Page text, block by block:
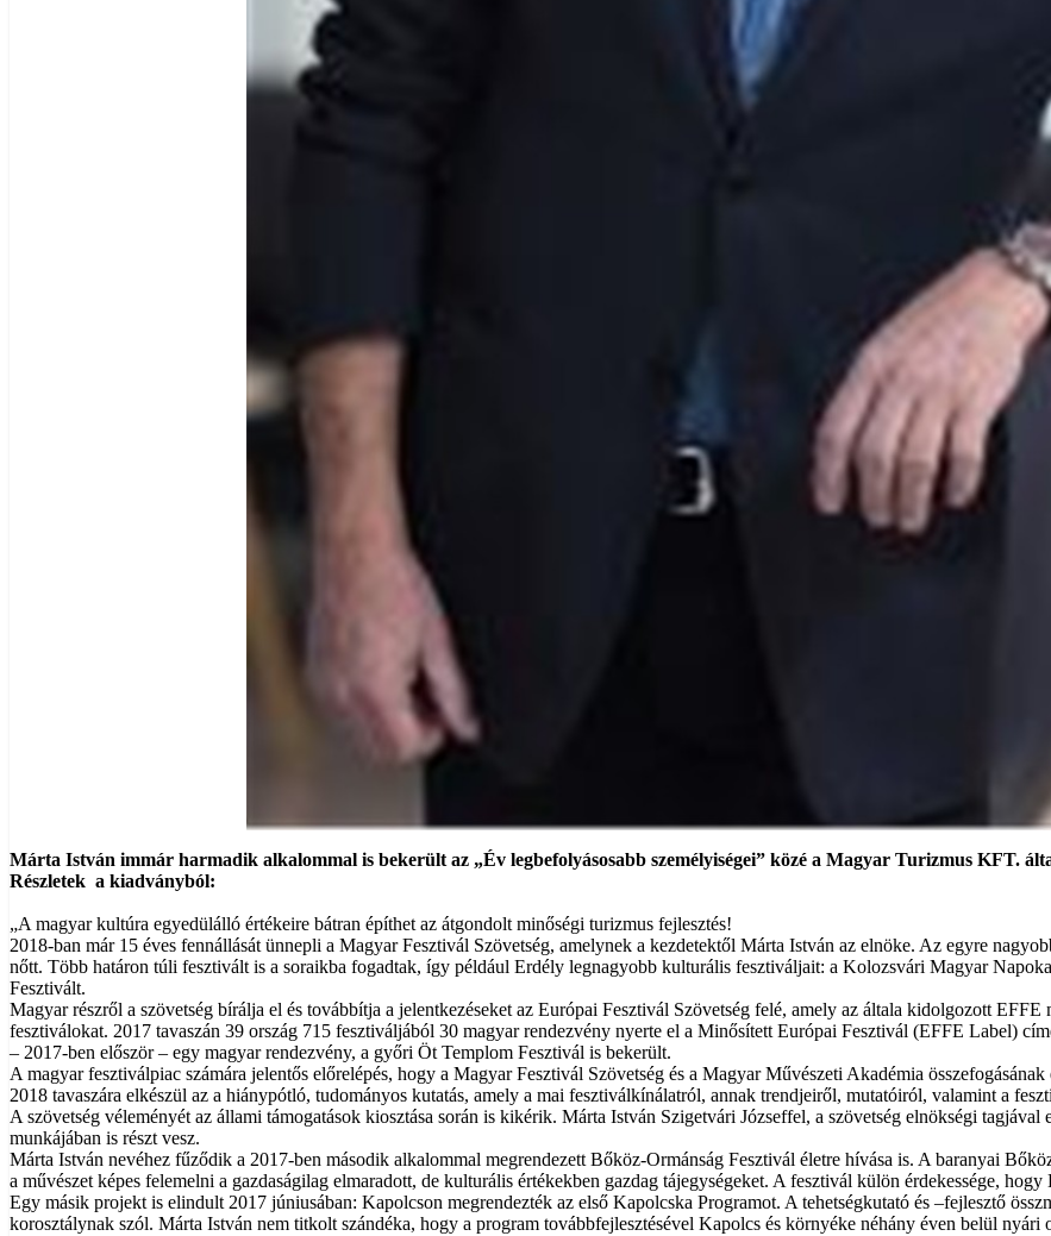
Márta István immár harmadik alkalommal is bekerült az „Év legbefolyásosabb személyiségei” közé a Magyar Turizmus KFT.
Részletek a kiadványból:
„A magyar kultúra egyedülálló értékeire bátran építhet az átgondolt minőségi turizmus fejlesztés!
2018-ban már 15 éves fennállását ünnepli a Magyar Fesztivál Szövetség, amelynek a kezdetektől Márta István az elnöke. Az egyre
nőtt. Több határon túli fesztivált is a soraikba fogadtak, így például Erdély legnagyobb kulturális fesztiváljait: a Kolozsvári Magyar
Fesztivált.
Magyar részről a szövetség bírálja el és továbbítja a jelentkezéseket az Európai Fesztivál Szövetség felé, amely az általa kidolgozott
fesztiválokat. 2017 tavaszán 39 ország 715 fesztiváljából 30 magyar rendezvény nyerte el a Minősített Európai Fesztivál (EFFE Label)
– 2017-ben először – egy magyar rendezvény, a győri Öt Templom Fesztivál is bekerült.
A magyar fesztiválpiac számára jelentős előrelépés, hogy a Magyar Fesztivál Szövetség és a Magyar Művészeti Akadémia
2018 tavaszára elkészül az a hiánypótló, tudományos kutatás, amely a mai fesztiválkínálatról, annak trendjeiről, mutatóiról, valamint a
A szövetség véleményét az állami támogatások kiosztása során is kikérik. Márta István Szigetvári Józseffel, a szövetség elnökségi
munkájában is részt vesz.
Márta István nevéhez fűződik a 2017-ben második alkalommal megrendezett Bőköz-Ormánság Fesztivál életre hívása is. A baranyai
a művészet képes felemelni a gazdaságilag elmaradott, de kulturális értékekben gazdag tájegységeket. A fesztivál külön érdekessége,
Egy másik projekt is elindult 2017 júniusában: Kapolcson megrendezték az első Kapolcska Programot. A tehetségkutató és –fejlesztő
korosztálynak szól. Márta István nem titkolt szándéka, hogy a program továbbfejlesztésével Kapolcs és környéke néhány éven belül nyári